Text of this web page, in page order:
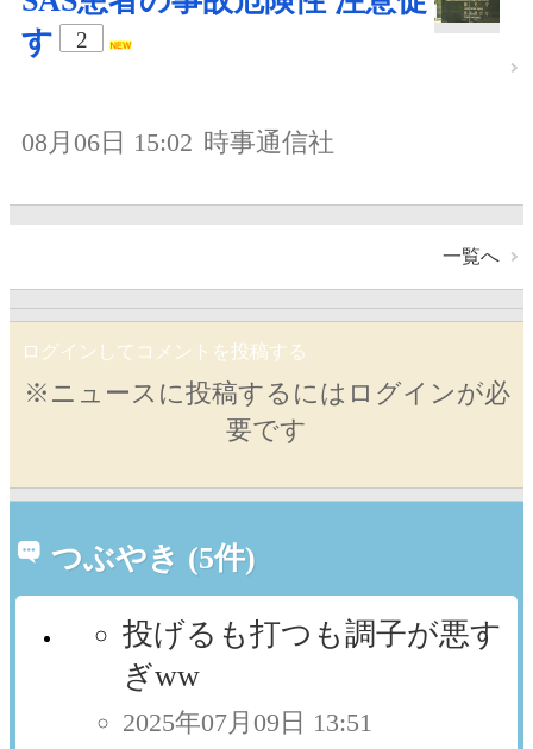
す
2
08月06日 15:02 時事通信社
一覧へ
ログインしてコメントを投稿する
※ニュースに投稿するにはログインが必
要です
つぶやき (5件)
投げるも打つも調子が悪す
ぎww
2025年07月09日 13:51